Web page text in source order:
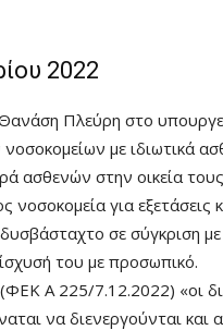
2022
Πλεύρη στο
με ιδιωτικά
ασθενών στην οικεία
νοσοκομεία για εξετάσεις
σε σύγκριση
του με προσωπικό.
Α 225/7.12.2022) «οι
να διενεργούνται και